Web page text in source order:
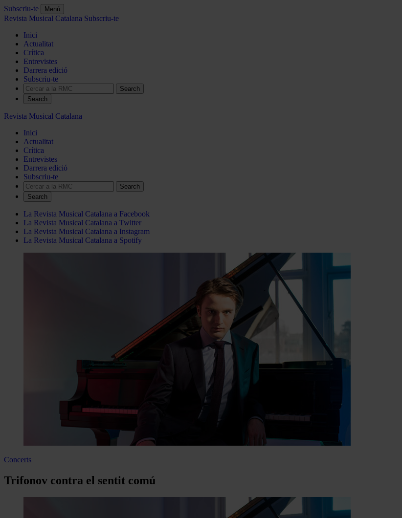
Subscriu-te Menú
Revista Musical Catalana Subscriu-te
Inici
Actualitat
Crítica
Entrevistes
Darrera edició
Subscriu-te
Search
Revista Musical Catalana
Inici
Actualitat
Crítica
Entrevistes
Darrera edició
Subscriu-te
Search
La Revista Musical Catalana a Facebook
La Revista Musical Catalana a Twitter
La Revista Musical Catalana a Instagram
La Revista Musical Catalana a Spotify
Concerts
Trifonov contra el sentit comú